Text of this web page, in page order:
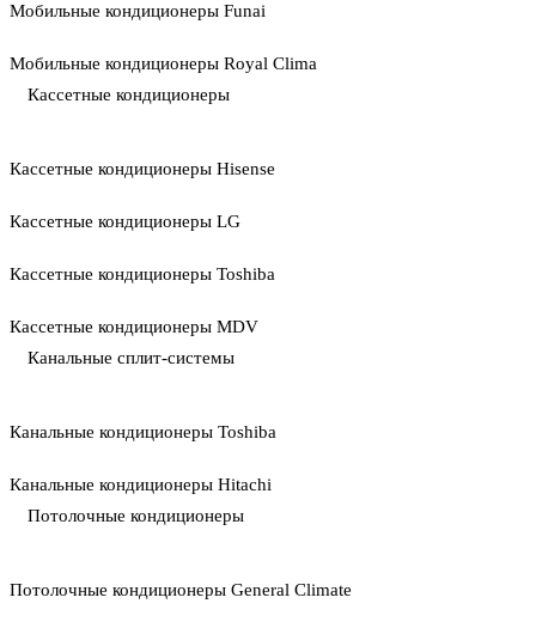
Мобильные кондиционеры Funai
Мобильные кондиционеры Royal Clima
Кассетные кондиционеры
Кассетные кондиционеры Hisense
Кассетные кондиционеры LG
Кассетные кондиционеры Toshiba
Кассетные кондиционеры MDV
Канальные сплит-системы
Канальные кондиционеры Toshiba
Канальные кондиционеры Hitachi
Потолочные кондиционеры
Потолочные кондиционеры General Climate